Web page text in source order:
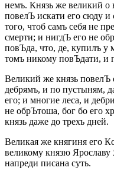
немъ. Князь же великий о
повелЪ искати его сюду и
того, чтоб самъ себя не
смерти; и нигдЪ его не
повЪда, что, де, купилъ у
томъ никому повЪдати, и
Великий же князь повелЪ
дебрямъ, и по пустыням,
его; и многие леса, и
не обрЪтоша, бог бо его
князь даже до трехъ дней.
Великая же княгиня его
великому князю
напреди писана суть.